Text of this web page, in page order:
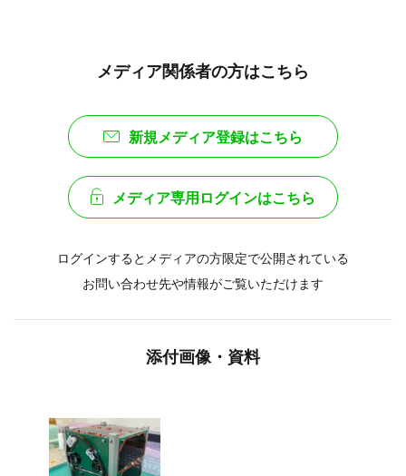
メディア関係者の方はこちら
新規メディア登録はこちら
メディア専用ログインはこちら
ログインするとメディアの方限定で公開されている
お問い合わせ先や情報がご覧いただけます
添付画像・資料